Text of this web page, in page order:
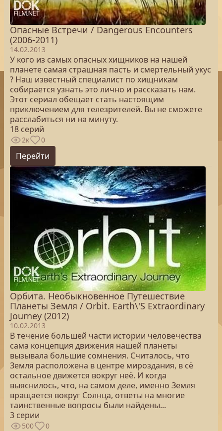
Опасные Встречи / Dangerous Encounters
(2006-2011)
14.02.2013
У кого из самых опасных хищников на нашей
планете самая страшная пасть и смертельный укус
? Наш известный специалист по хищникам
собирается узнать это лично и рассказать нам.
Этот сериал обещает стать настоящим
приключением для телезрителей. Вы не сможете
расслабиться ни на минуту.
18 серий
2к 0
Перейти
Орбита. Необыкновенное Путешествие
Планеты Земля / Orbit. Earth\'S Extraordinary
Journey (2012)
10.02.2013
В течение большей части истории человечества
сама концепция движения нашей планеты
вызывала большие сомнения. Считалось, что
Земля расположена в центре мироздания, в сё
остальное движется вокруг неё. И когда
выяснилось, что, на самом деле, именно Земля
вращается вокруг Солнца, ответы на многие
таинственные вопросы были найдены...
3 серии
500 0